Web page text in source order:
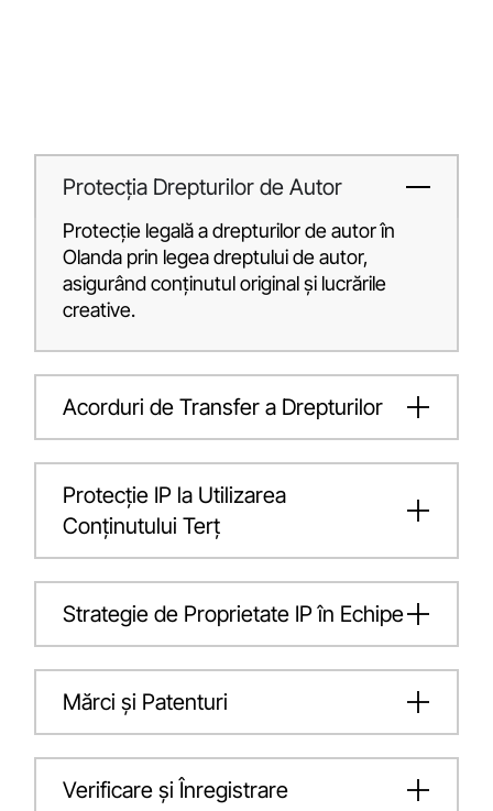
Protecția Drepturilor de Autor
Protecție legală a drepturilor de autor în
Olanda prin legea dreptului de autor,
asigurând conținutul original și lucrările
creative.
Acorduri de Transfer a Drepturilor
Protecție IP la Utilizarea
Conținutului Terț
Strategie de Proprietate IP în Echipe
Mărci și Patenturi
Verificare și Înregistrare